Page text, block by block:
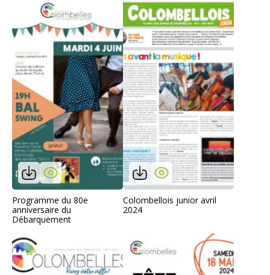
Programme du 80e
anniversaire du
Débarquement
Colombellois junior avril
2024